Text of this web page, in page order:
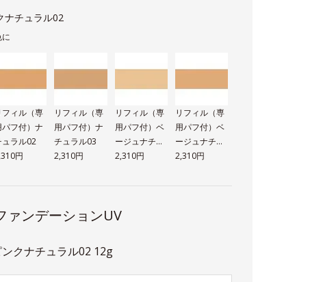
ナチュラル02
フィル（専
パフ付）ナ
ュラル02
円
リフィル（専
用パフ付）ナ
チュラル03
2,310円
リフィル（専
用パフ付）ベ
ージュナチュ
ラル01
2,310円
リフィル（専
用パフ付）ベ
ージュナチュ
ラル02
2,310円
ァンデーションUV
クナチュラル02 12g